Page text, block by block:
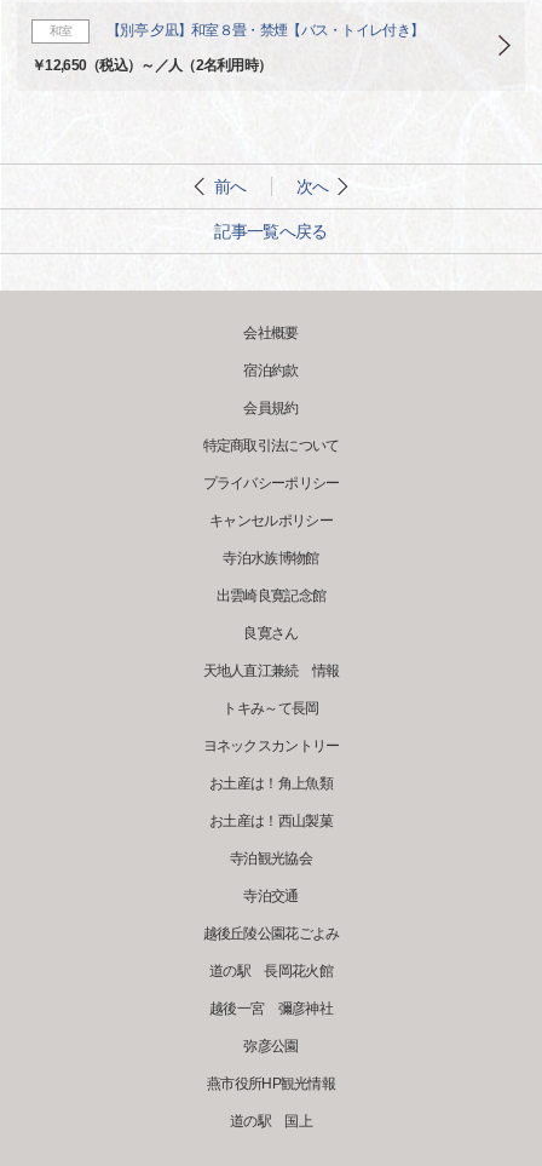
和室 【別亭 夕凪】和室８畳・禁煙【バス・トイレ付き】
￥12,650（税込）～／人（2名利用時）
前へ 次へ
記事一覧へ戻る
会社概要
宿泊約款
会員規約
特定商取引法について
プライバシーポリシー
キャンセルポリシー
寺泊水族博物館
出雲崎良寛記念館
良寛さん
天地人直江兼続 情報
トキみ～て長岡
ヨネックスカントリー
お土産は！角上魚類
お土産は！西山製菓
寺泊観光協会
寺泊交通
越後丘陵公園花ごよみ
道の駅 長岡花火館
越後一宮 彌彦神社
弥彦公園
燕市役所HP観光情報
道の駅 国上